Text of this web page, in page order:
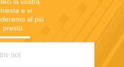
la vostra
e vi
al più
presto.